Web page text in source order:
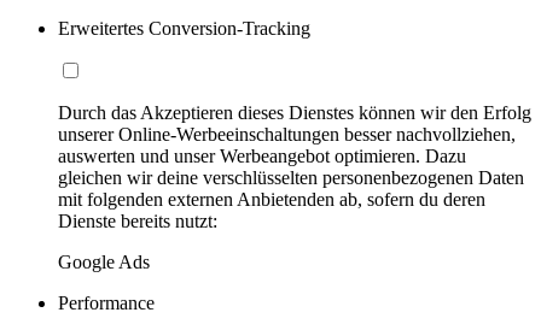
Erweitertes Conversion-Tracking
Durch das Akzeptieren dieses Dienstes können wir den Erfolg
unserer Online-Werbeeinschaltungen besser nachvollziehen,
auswerten und unser Werbeangebot optimieren. Dazu
gleichen wir deine verschlüsselten personenbezogenen Daten
mit folgenden externen Anbietenden ab, sofern du deren
Dienste bereits nutzt:
Google Ads
Performance